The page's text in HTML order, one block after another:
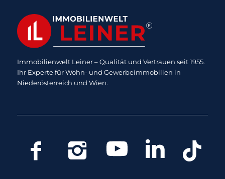
Immobilienwelt Leiner – Qualität und Vertrauen seit 1955.
Ihr Experte für Wohn- und Gewerbeimmobilien in
Niederösterreich und Wien.